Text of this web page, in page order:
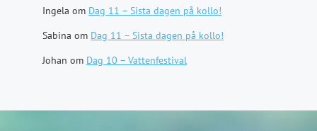
Ingela om Dag 11 – Sista dagen på kollo!
Sabina om Dag 11 – Sista dagen på kollo!
Johan om Dag 10 – Vattenfestival